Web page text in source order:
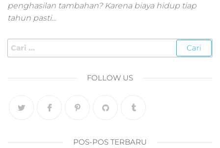
murah,marketing
digital,digital
marketing untuk
umkm,digital
umkm,pemasaran
digital
penghasilan tambahan? Karena biaya hidup tiap
tahun pasti…
FOLLOW US
POS-POS TERBARU